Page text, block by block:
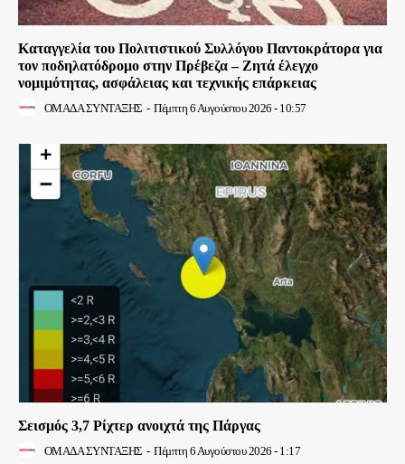
Καταγγελία του Πολιτιστικού Συλλόγου Παντοκράτορα για
τον ποδηλατόδρομο στην Πρέβεζα – Ζητά έλεγχο
νομιμότητας, ασφάλειας και τεχνικής επάρκειας
ΟΜΑΔΑ ΣΥΝΤΑΞΗΣ - Πέμπτη 6 Αυγούστου 2026 - 10:57
Σεισμός 3,7 Ρίχτερ ανοιχτά της Πάργας
ΟΜΑΔΑ ΣΥΝΤΑΞΗΣ - Πέμπτη 6 Αυγούστου 2026 - 1:17